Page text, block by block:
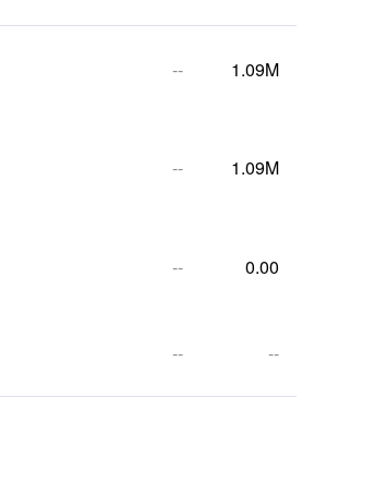
-- 1.09M
-- 1.09M
-- 0.00
-- --